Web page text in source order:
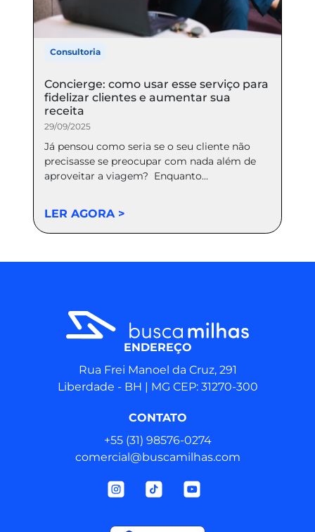
Consultoria
Concierge: como usar esse serviço para
fidelizar clientes e aumentar sua
receita
29/09/2025
Já pensou como seria se o seu cliente não
precisasse se preocupar com nada além de
aproveitar a viagem? Enquanto...
LER AGORA >
ENDEREÇO
Rua Frei Manoel da Cruz, 291
Liberdade - BH | MG CEP: 31270-300
CONTATO
+55 (31) 98576‑0274
comercial@buscamilhas.com